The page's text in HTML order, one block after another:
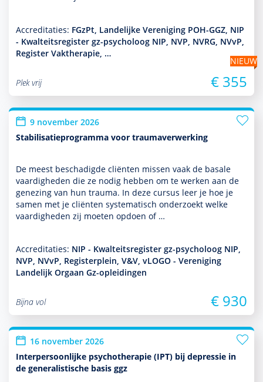
Accreditaties: FGzPt, Landelijke Vereniging POH-GGZ, NIP
- Kwalteitsregister gz-psycholoog NIP, NVP, NVRG, NVvP,
Register Vaktherapie, …
NIEUW
Plek vrij
€ 355
9 november 2026
Stabilisatieprogramma voor traumaverwerking
De meest beschadigde cliënten missen vaak de basale
vaar­dig­heden die ze nodig hebben om te werken aan de
genezing van hun trauma. In deze cursus leer je hoe je
samen met je cliënten syste­ma­tisch onder­zoekt welke
vaar­dig­heden zij moeten opdoen of …
Accreditaties: NIP - Kwalteitsregister gz-psycholoog NIP,
NVP, NVvP, Registerplein, V&V, vLOGO - Vereniging
Landelijk Orgaan Gz-opleidingen
Bijna vol € 930
16 november 2026
Interpersoonlijke psychotherapie (IPT) bij depressie in
de generalistische basis ggz